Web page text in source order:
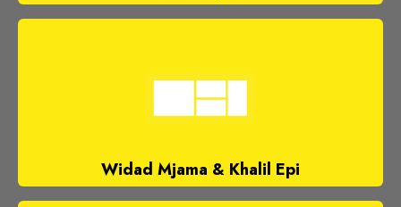
Widad Mjama & Khalil Epi